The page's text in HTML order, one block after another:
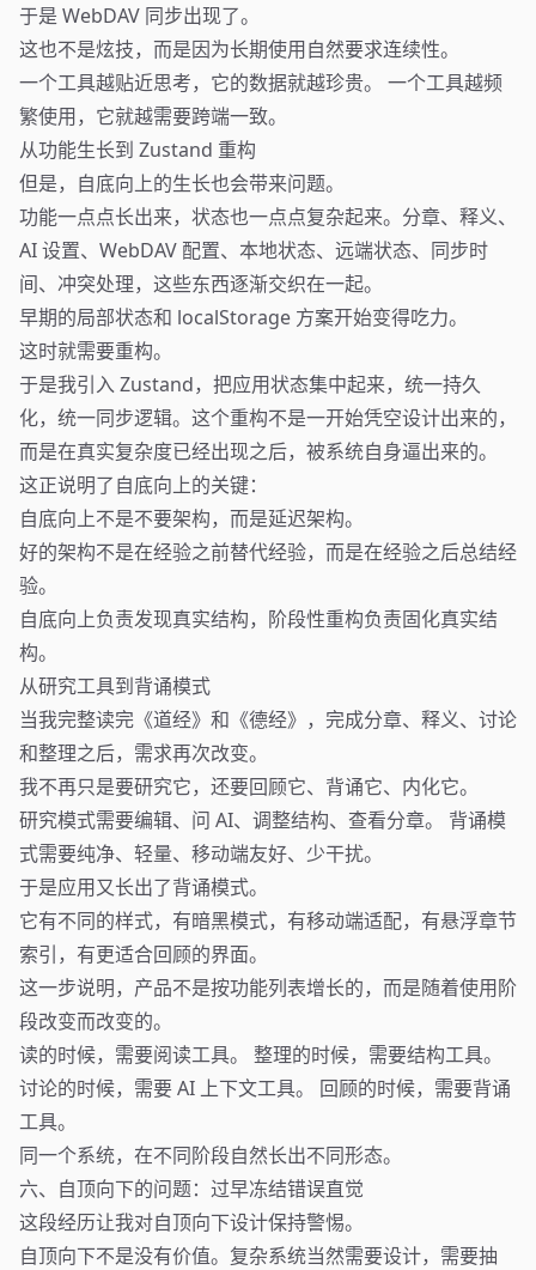
于是 WebDAV 同步出现了。
这也不是炫技，而是因为长期使用自然要求连续性。
一个工具越贴近思考，它的数据就越珍贵。 一个工具越频
繁使用，它就越需要跨端一致。
从功能生长到 Zustand 重构
但是，自底向上的生长也会带来问题。
功能一点点长出来，状态也一点点复杂起来。分章、释义、
AI 设置、WebDAV 配置、本地状态、远端状态、同步时
间、冲突处理，这些东西逐渐交织在一起。
早期的局部状态和 localStorage 方案开始变得吃力。
这时就需要重构。
于是我引入 Zustand，把应用状态集中起来，统一持久
化，统一同步逻辑。这个重构不是一开始凭空设计出来的，
而是在真实复杂度已经出现之后，被系统自身逼出来的。
这正说明了自底向上的关键：
自底向上不是不要架构，而是延迟架构。
好的架构不是在经验之前替代经验，而是在经验之后总结经
验。
自底向上负责发现真实结构，阶段性重构负责固化真实结
构。
从研究工具到背诵模式
当我完整读完《道经》和《德经》，完成分章、释义、讨论
和整理之后，需求再次改变。
我不再只是要研究它，还要回顾它、背诵它、内化它。
研究模式需要编辑、问 AI、调整结构、查看分章。 背诵模
式需要纯净、轻量、移动端友好、少干扰。
于是应用又长出了背诵模式。
它有不同的样式，有暗黑模式，有移动端适配，有悬浮章节
索引，有更适合回顾的界面。
这一步说明，产品不是按功能列表增长的，而是随着使用阶
段改变而改变的。
读的时候，需要阅读工具。 整理的时候，需要结构工具。
讨论的时候，需要 AI 上下文工具。 回顾的时候，需要背诵
工具。
同一个系统，在不同阶段自然长出不同形态。
六、自顶向下的问题：过早冻结错误直觉
这段经历让我对自顶向下设计保持警惕。
自顶向下不是没有价值。复杂系统当然需要设计，需要抽